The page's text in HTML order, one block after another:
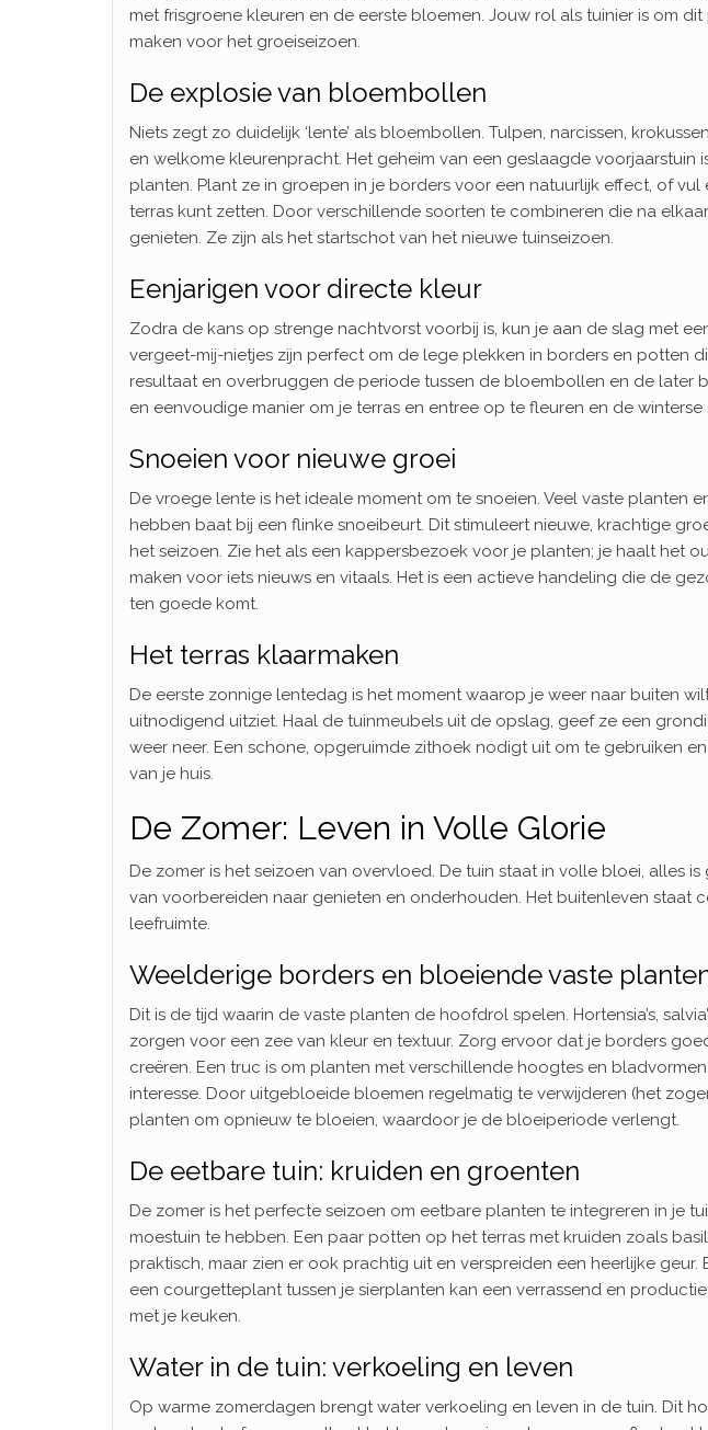
met frisgroene kleuren en de eerste bloemen. Jouw rol als tuinier is om
maken voor het groeiseizoen.
De explosie van bloembollen
Niets zegt zo duidelijk ‘lente’ als bloembollen. Tulpen, narcissen,
en welkome kleurenpracht. Het geheim van een geslaagde voorjaarstuin
planten. Plant ze in groepen in je borders voor een natuurlijk effect, of
terras kunt zetten. Door verschillende soorten te combineren die na
genieten. Ze zijn als het startschot van het nieuwe tuinseizoen.
Eenjarigen voor directe kleur
Zodra de kans op strenge nachtvorst voorbij is, kun je aan de slag met
vergeet-mij-nietjes zijn perfect om de lege plekken in borders en potten
resultaat en overbruggen de periode tussen de bloembollen en de later
en eenvoudige manier om je terras en entree op te fleuren en de
Snoeien voor nieuwe groei
De vroege lente is het ideale moment om te snoeien. Veel vaste planten
hebben baat bij een flinke snoeibeurt. Dit stimuleert nieuwe, krachtige
het seizoen. Zie het als een kappersbezoek voor je planten; je haalt het
maken voor iets nieuws en vitaals. Het is een actieve handeling die de
ten goede komt.
Het terras klaarmaken
De eerste zonnige lentedag is het moment waarop je weer naar buiten
uitnodigend uitziet. Haal de tuinmeubels uit de opslag, geef ze een
weer neer. Een schone, opgeruimde zithoek nodigt uit om te gebruiken
van je huis.
De Zomer: Leven in Volle Glorie
De zomer is het seizoen van overvloed. De tuin staat in volle bloei, alles
van voorbereiden naar genieten en onderhouden. Het buitenleven staat
leefruimte.
Weelderige borders en bloeiende vaste
Dit is de tijd waarin de vaste planten de hoofdrol spelen. Hortensia’s,
zorgen voor een zee van kleur en textuur. Zorg ervoor dat je borders
creëren. Een truc is om planten met verschillende hoogtes en
interesse. Door uitgebloeide bloemen regelmatig te verwijderen (het
planten om opnieuw te bloeien, waardoor je de bloeiperiode verlengt.
De eetbare tuin: kruiden en groenten
De zomer is het perfecte seizoen om eetbare planten te integreren in je
moestuin te hebben. Een paar potten op het terras met kruiden zoals
praktisch, maar zien er ook prachtig uit en verspreiden een heerlijke
een courgetteplant tussen je sierplanten kan een verrassend en
met je keuken.
Water in de tuin: verkoeling en leven
Op warme zomerdagen brengt water verkoeling en leven in de tuin. Dit